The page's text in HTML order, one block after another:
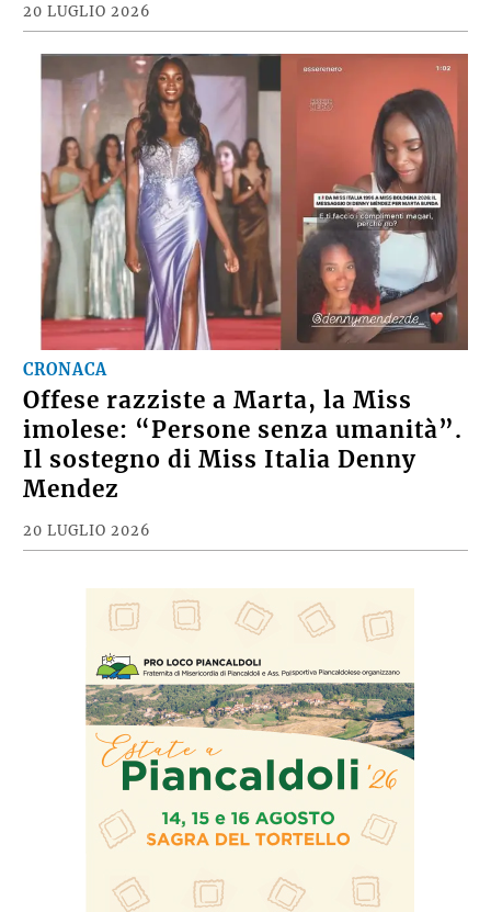
20 LUGLIO 2026
CRONACA
Offese razziste a Marta, la Miss
imolese: “Persone senza umanità”.
Il sostegno di Miss Italia Denny
Mendez
20 LUGLIO 2026